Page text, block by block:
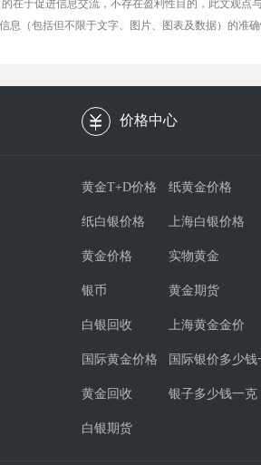
在于促进信息交流，不存在盈利性目的，此文观
息（包括但不限于文字、图片、图表及数据）的准
价格中心
黄金T+D价格 纸黄金价格
纸白银价格 上海白银价格
黄金价格 实物黄金
银币 黄金期货
白银回收 上海黄金金价
国际黄金价格 国际银价多少钱
黄金回收 银子多少钱一克
白银期货